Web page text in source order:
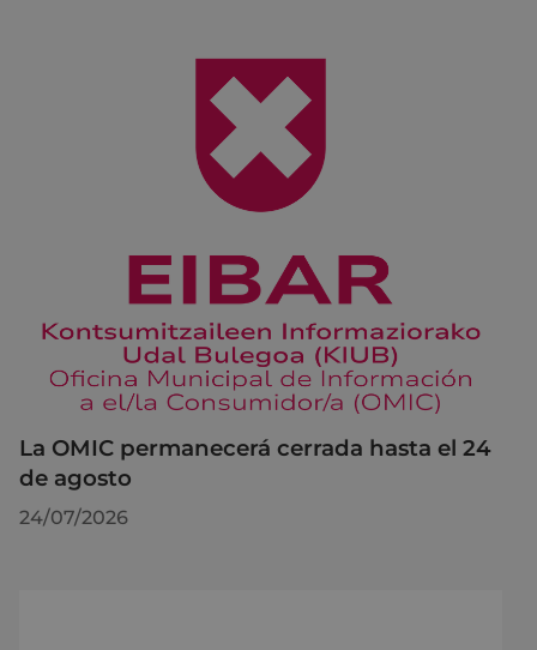
La OMIC permanecerá cerrada hasta el 24
de agosto
24/07/2026